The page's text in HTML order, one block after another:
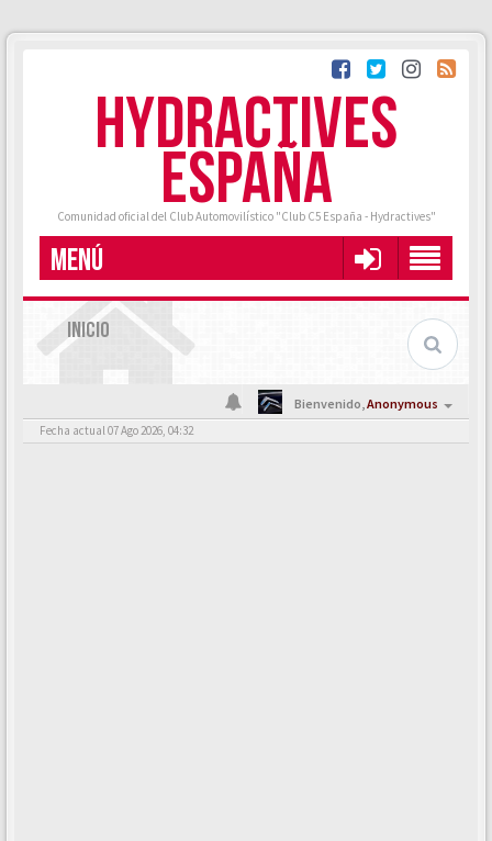
HYDRACTIVES
ESPAÑA
Comunidad oficial del Club Automovilístico "Club C5 España - Hydractives"
MENÚ
INICIO
Bienvenido,Anonymous
Fecha actual 07 Ago 2026, 04:32